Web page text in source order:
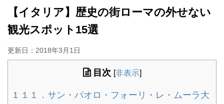
【イタリア】歴史の街ローマの外せない
観光スポット15選
更新日： 2018年3月1日
目次 [非表示]
1 １１．サン・パオロ・フォーリ・レ・ムーラ大